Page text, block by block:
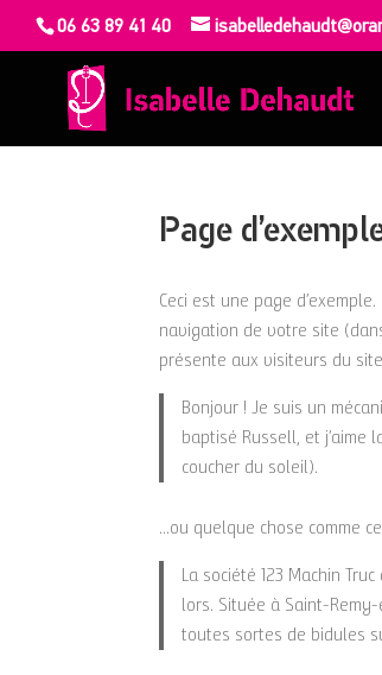
06 63 89 41 40
Page
Ceci est une page
navigation de votre site
présente aux visiteurs du
Bonjour ! Je suis un
baptisé Russell, et
coucher du soleil).
…ou quelque chose comme
La société 123 Machin
lors. Située à Saint-
toutes sortes de bidules